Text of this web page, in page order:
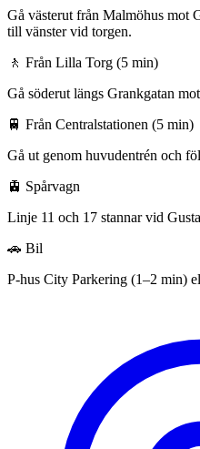
Gå västerut från Malmöhus mot
till vänster vid torgen.
🚶 Från Lilla Torg (5 min)
Gå söderut längs Grankgatan
🚆 Från Centralstationen (5 min)
Gå ut genom huvudentrén och
🚊 Spårvagn
Linje 11 och 17 stannar vid
🚗 Bil
P-hus City Parkering (1–2 min)